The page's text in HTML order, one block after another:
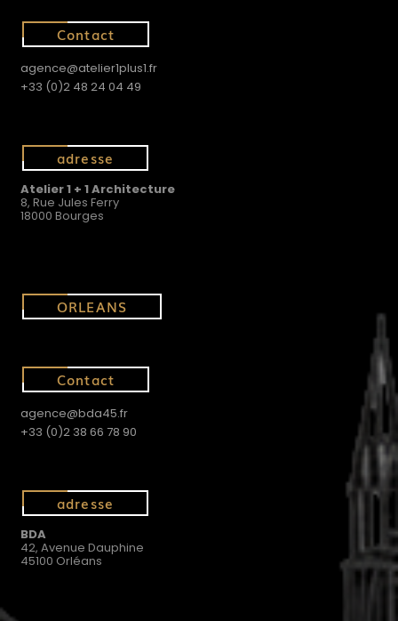
Contact
agence@atelier1plus1.fr
+33 (0)2 48 24 04 49
adresse
Atelier 1 + 1 Architecture
8, Rue Jules Ferry
18000 Bourges
ORLEANS
Contact
agence@bda45.fr
+33 (0)2 38 66 78 90
adresse
BDA
42, Avenue Dauphine
45100 Orléans